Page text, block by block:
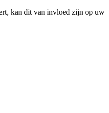
kan dit van invloed zijn op uw